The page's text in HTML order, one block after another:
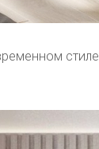
стиле